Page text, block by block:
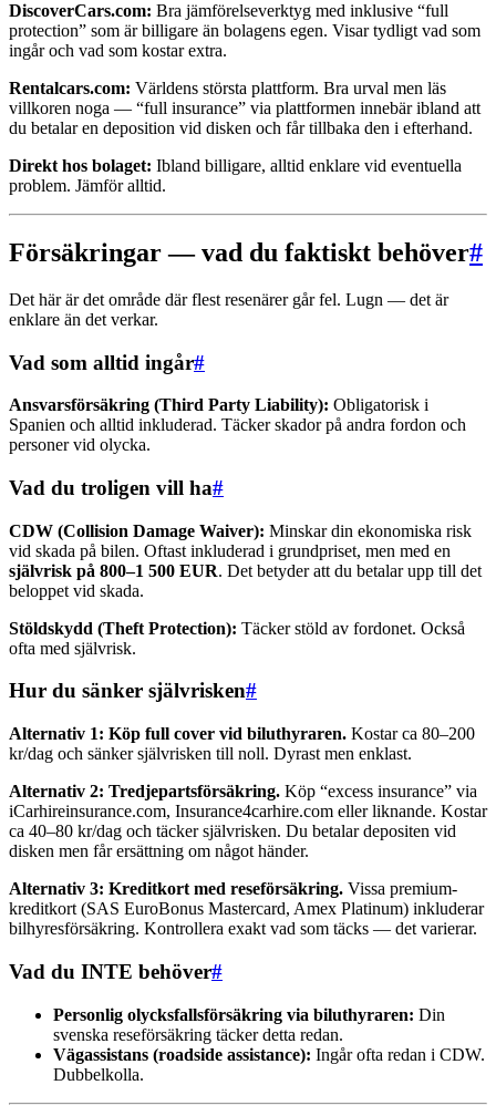
DiscoverCars.com: Bra jämförelseverktyg med inklusive “full
protection” som är billigare än bolagens egen. Visar tydligt vad som
ingår och vad som kostar extra.
Rentalcars.com: Världens största plattform. Bra urval men läs
villkoren noga — “full insurance” via plattformen innebär ibland att
du betalar en deposition vid disken och får tillbaka den i efterhand.
Direkt hos bolaget: Ibland billigare, alltid enklare vid eventuella
problem. Jämför alltid.
Försäkringar — vad du faktiskt behöver#
Det här är det område där flest resenärer går fel. Lugn — det är
enklare än det verkar.
Vad som alltid ingår#
Ansvarsförsäkring (Third Party Liability): Obligatorisk i
Spanien och alltid inkluderad. Täcker skador på andra fordon och
personer vid olycka.
Vad du troligen vill ha#
CDW (Collision Damage Waiver): Minskar din ekonomiska risk
vid skada på bilen. Oftast inkluderad i grundpriset, men med en
självrisk på 800–1 500 EUR. Det betyder att du betalar upp till det
beloppet vid skada.
Stöldskydd (Theft Protection): Täcker stöld av fordonet. Också
ofta med självrisk.
Hur du sänker självrisken#
Alternativ 1: Köp full cover vid biluthyraren. Kostar ca 80–200
kr/dag och sänker självrisken till noll. Dyrast men enklast.
Alternativ 2: Tredjepartsförsäkring. Köp “excess insurance” via
iCarhireinsurance.com, Insurance4carhire.com eller liknande. Kostar
ca 40–80 kr/dag och täcker självrisken. Du betalar depositen vid
disken men får ersättning om något händer.
Alternativ 3: Kreditkort med reseförsäkring. Vissa premium-
kreditkort (SAS EuroBonus Mastercard, Amex Platinum) inkluderar
bilhyresförsäkring. Kontrollera exakt vad som täcks — det varierar.
Vad du INTE behöver#
Personlig olycksfallsförsäkring via biluthyraren: Din
svenska reseförsäkring täcker detta redan.
Vägassistans (roadside assistance): Ingår ofta redan i CDW.
Dubbelkolla.